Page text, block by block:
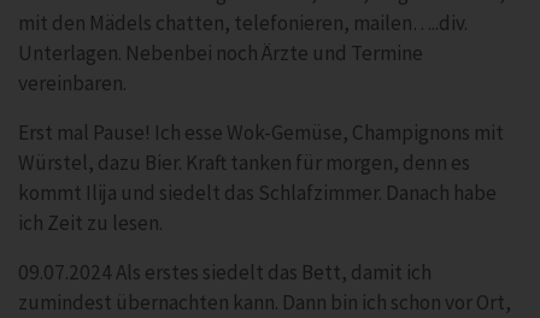
mit den Mädels chatten, telefonieren, mailen…..div.
Unterlagen. Nebenbei noch Ärzte und Termine
vereinbaren.
Erst mal Pause! Ich esse Wok-Gemüse, Champignons mit
Würstel, dazu Bier. Kraft tanken für morgen, denn es
kommt Ilija und siedelt das Schlafzimmer. Danach habe
ich Zeit zu lesen.
09.07.2024 Als erstes siedelt das Bett, damit ich
zumindest übernachten kann. Dann bin ich schon vor Ort,